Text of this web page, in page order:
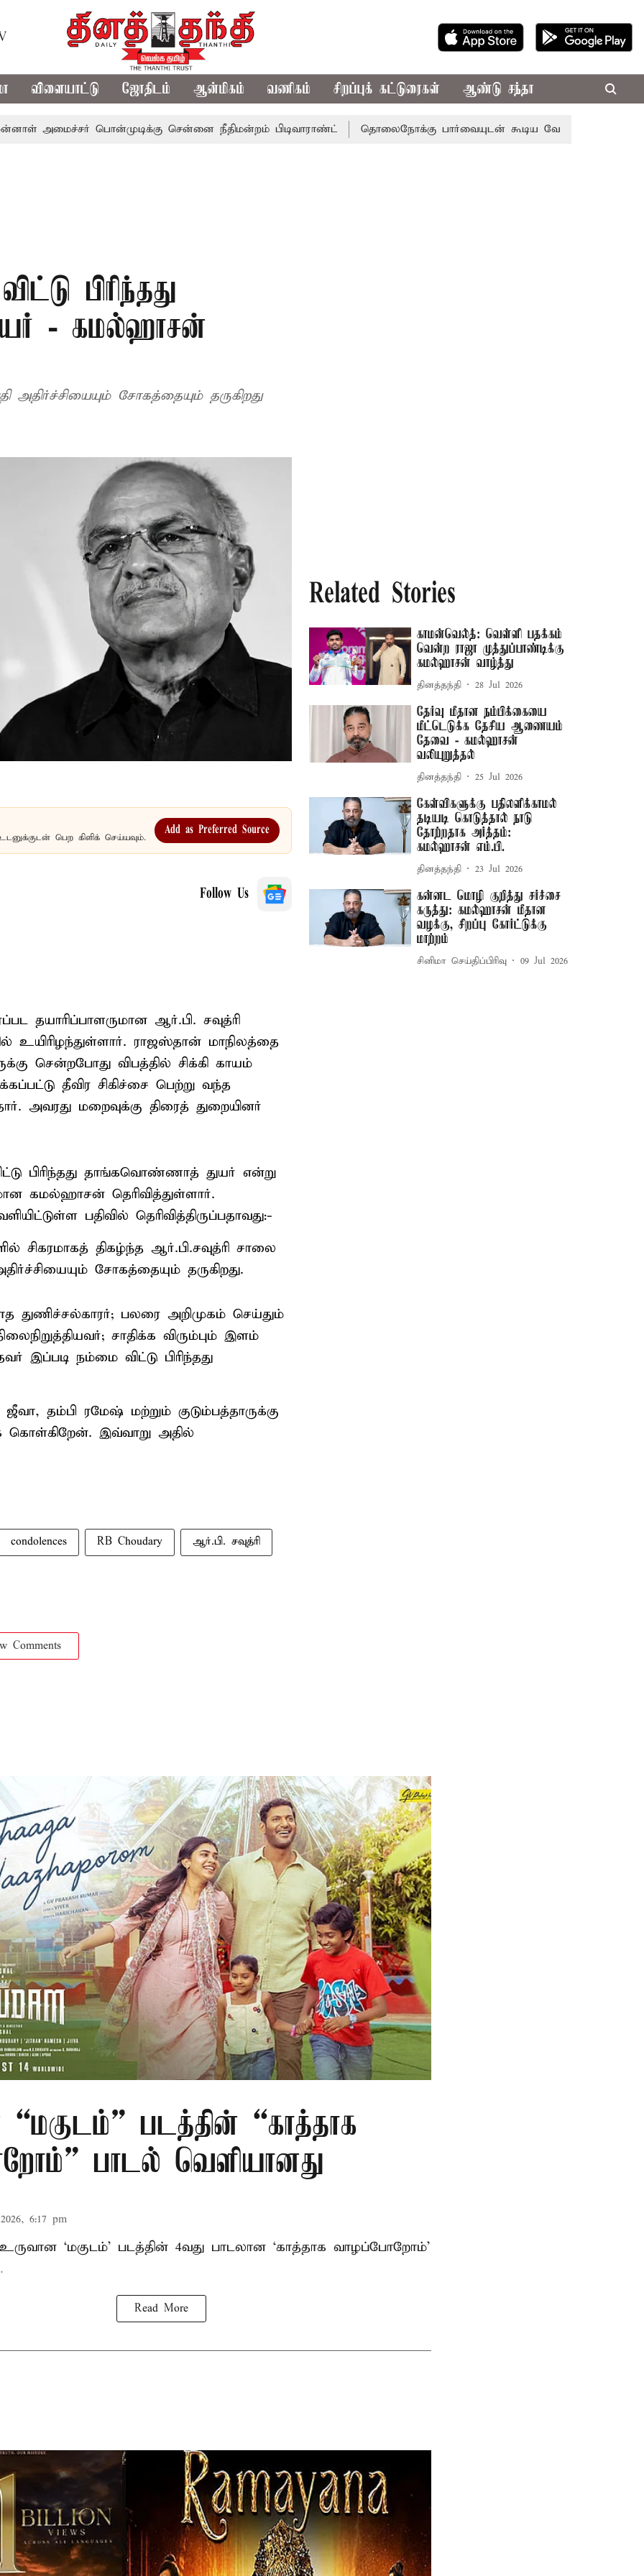
விளையாட்டு ஜோதிடம் ஆன்மிகம் வணிகம் சிறப்புக் கட்டுரைகள் ஆண்டு சந்தா
பொன்முடிக்கு சென்னை நீதிமன்றம் பிடிவாராண்ட் தொலைநோக்கு பார்வையுடன் கூடிய வேளாண் பட்ஜெட்: முதல்-
பிரிந்தது
- கமல்ஹாசன்
அதிர்ச்சியையும் சோகத்தையும் தருகிறது
பெற கிளிக் செய்யவும்.
Add as Preferred Source
Follow Us
தயாரிப்பாளருமான ஆர்.பி. சவுத்ரி
உயிரிழந்துள்ளார். ராஜஸ்தான் மாநிலத்தை
சென்றபோது விபத்தில் சிக்கி காயம்
தீவிர சிகிச்சை பெற்று வந்த
அவரது மறைவுக்கு திரைத் துறையினர்
பிரிந்தது தாங்கவொண்ணாத் துயர் என்று
கமல்ஹாசன் தெரிவித்துள்ளார்.
பதிவில் தெரிவித்திருப்பதாவது:-
சிகரமாகத் திகழ்ந்த ஆர்.பி.சவுத்ரி சாலை
சோகத்தையும் தருகிறது.
துணிச்சல்காரர்; பலரை அறிமுகம் செய்தும்
சாதிக்க விரும்பும் இளம்
இப்படி நம்மை விட்டு பிரிந்தது
தம்பி ரமேஷ் மற்றும் குடும்பத்தாருக்கு
கொள்கிறேன். இவ்வாறு அதில்
condolences RB Choudary ஆர்.பி. சவுத்ரி
Comments
Related Stories
காமன்வெல்த்: வெள்ளி பதக்கம்
வென்ற ராஜா முத்துப்பாண்டிக்கு
கமல்ஹாசன் வாழ்த்து
தினத்தந்தி 28 Jul 2026
தேர்வு மீதான நம்பிக்கையை
மீட்டெடுக்க தேசிய ஆணையம்
தேவை - கமல்ஹாசன்
வலியுறுத்தல்
தினத்தந்தி 25 Jul 2026
கேள்விகளுக்கு பதிலளிக்காமல்
தடியடி கொடுத்தால் நாடு
தோற்றதாக அர்த்தம்:
கமல்ஹாசன் எம்.பி.
தினத்தந்தி 23 Jul 2026
கன்னட மொழி குறித்து சர்ச்சை
கருத்து: கமல்ஹாசன் மீதான
வழக்கு, சிறப்பு கோர்ட்டுக்கு
மாற்றம்
சினிமா செய்திப்பிரிவு 09 Jul 2026
“மகுடம்” படத்தின் “காத்தாக
பாடல் வெளியானது
6:17 pm
‘மகுடம்’ படத்தின் 4வது பாடலான ‘காத்தாக வாழப்போறோம்’
Read More